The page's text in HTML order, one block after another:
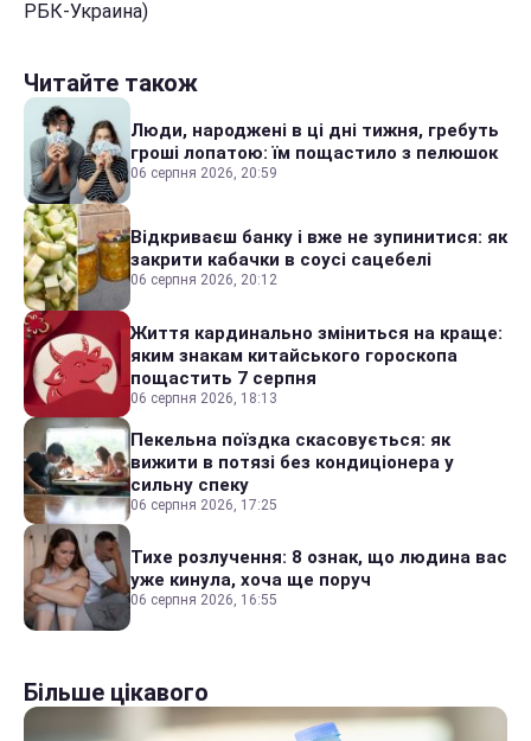
РБК-Украина)
Читайте також
Люди, народжені в ці дні тижня, гребуть
гроші лопатою: їм пощастило з пелюшок
06 серпня 2026, 20:59
Відкриваєш банку і вже не зупинитися: як
закрити кабачки в соусі сацебелі
06 серпня 2026, 20:12
Життя кардинально зміниться на краще:
яким знакам китайського гороскопа
пощастить 7 серпня
06 серпня 2026, 18:13
Пекельна поїздка скасовується: як
вижити в потязі без кондиціонера у
сильну спеку
06 серпня 2026, 17:25
Тихе розлучення: 8 ознак, що людина вас
уже кинула, хоча ще поруч
06 серпня 2026, 16:55
Більше цікавого